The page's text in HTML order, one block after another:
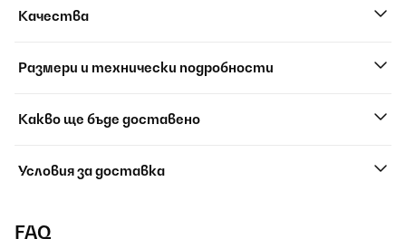
Качества
Размери и технически подробности
Какво ще бъде доставено
Условия за доставка
FAQ